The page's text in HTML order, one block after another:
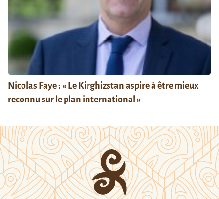
Nicolas Faye : « Le Kirghizstan aspire à être mieux
reconnu sur le plan international »